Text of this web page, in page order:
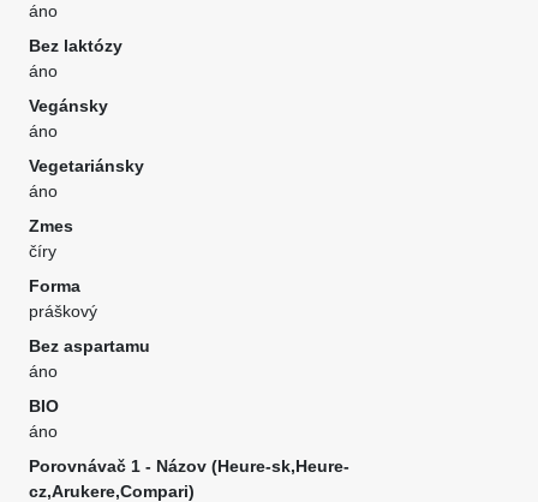
áno
Bez laktózy
áno
Vegánsky
áno
Vegetariánsky
áno
Zmes
číry
Forma
práškový
Bez aspartamu
áno
BIO
áno
Porovnávač 1 - Názov (Heure-sk,Heure-
cz,Arukere,Compari)